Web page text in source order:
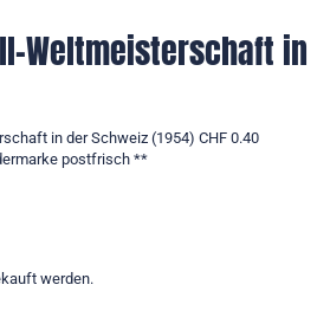
Weltmeisterschaft in
in der Schweiz (1954) CHF 0.40
postfrisch **
werden.